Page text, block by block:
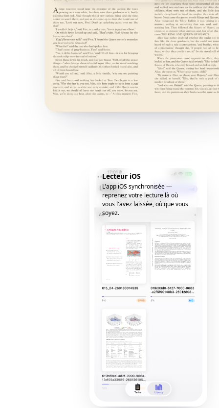
Lecteur iOS
L'app iOS synchronisée —
reprenez votre lecture là où
vous l'avez laissée, où que vous
soyez.